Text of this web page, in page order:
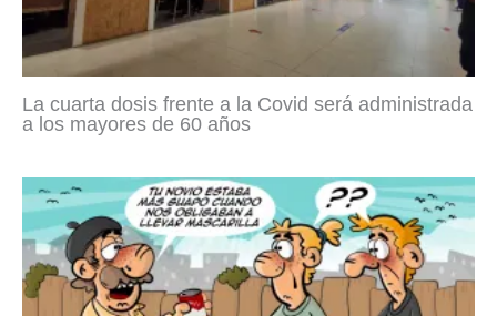
La cuarta dosis frente a la Covid será administrada
a los mayores de 60 años